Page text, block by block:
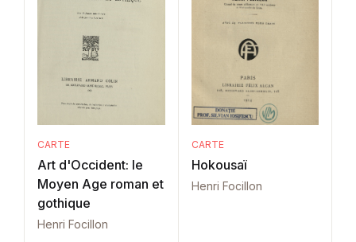
CARTE
Art d'Occident: le
Moyen Age roman et
gothique
Henri Focillon
CARTE
Hokousaï
Henri Focillon